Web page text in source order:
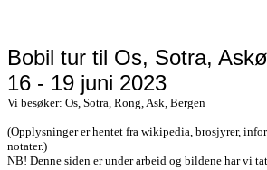
Bobil tur til Os, Sotra,
16 - 19 juni 2023
Vi besøker: Os, Sotra, Rong, Ask, Bergen
(Opplysninger er hentet fra wikipedia, brosjyrer,
notater.)
NB! Denne siden er under arbeid og bildene har vi